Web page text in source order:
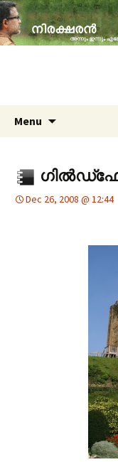
travelogues,
cinema,
Menu
Dec 26, 2008 @ 12:44